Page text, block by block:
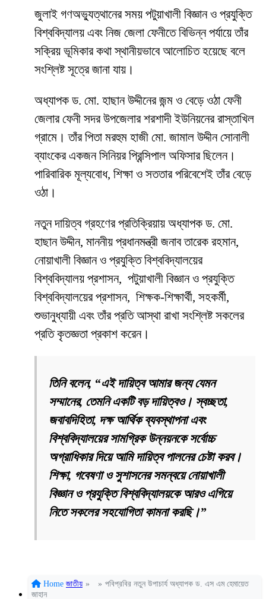
জুলাই গণঅভ্যুত্থানের সময় পটুয়াখালী বিজ্ঞান ও প্রযুক্তি
বিশ্ববিদ্যালয় এবং নিজ জেলা ফেনীতে বিভিন্ন পর্যায়ে তাঁর
সক্রিয় ভূমিকার কথা স্থানীয়ভাবে আলোচিত হয়েছে বলে
সংশ্লিষ্ট সূত্রে জানা যায়।
অধ্যাপক ড. মো. হাছান উদ্দীনের জন্ম ও বেড়ে ওঠা ফেনী
জেলার ফেনী সদর উপজেলার শরশাদী ইউনিয়নের রাস্তাখিল
গ্রামে। তাঁর পিতা মরহুম হাজী মো. জামাল উদ্দীন সোনালী
ব্যাংকের একজন সিনিয়র প্রিন্সিপাল অফিসার ছিলেন।
পারিবারিক মূল্যবোধ, শিক্ষা ও সততার পরিবেশেই তাঁর বেড়ে
ওঠা।
নতুন দায়িত্ব গ্রহণের প্রতিক্রিয়ায় অধ্যাপক ড. মো.
হাছান উদ্দীন, মাননীয় প্রধানমন্ত্রী জনাব তারেক রহমান,
নোয়াখালী বিজ্ঞান ও প্রযুক্তি বিশ্ববিদ্যালয়ের
বিশ্ববিদ্যালয় প্রশাসন, পটুয়াখালী বিজ্ঞান ও প্রযুক্তি
বিশ্ববিদ্যালয়ের প্রশাসন, শিক্ষক-শিক্ষার্থী, সহকর্মী,
শুভানুধ্যায়ী এবং তাঁর প্রতি আস্থা রাখা সংশ্লিষ্ট সকলের
প্রতি কৃতজ্ঞতা প্রকাশ করেন।
তিনি বলেন, “এই দায়িত্ব আমার জন্য যেমন
সম্মানের, তেমনি একটি বড় দায়িত্বও। স্বচ্ছতা,
জবাবদিহিতা, দক্ষ আর্থিক ব্যবস্থাপনা এবং
বিশ্ববিদ্যালয়ের সামগ্রিক উন্নয়নকে সর্বোচ্চ
অগ্রাধিকার দিয়ে আমি দায়িত্ব পালনের চেষ্টা করব।
শিক্ষা, গবেষণা ও সুশাসনের সমন্বয়ে নোয়াখালী
বিজ্ঞান ও প্রযুক্তি বিশ্ববিদ্যালয়কে আরও এগিয়ে
নিতে সকলের সহযোগিতা কামনা করছি।”
Home জাতীয় » » পবিপ্রবির নতুন উপাচার্য অধ্যাপক ড. এস এম হেমায়েত
জাহান